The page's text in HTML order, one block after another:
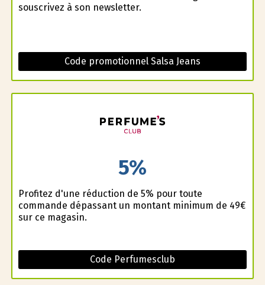
souscrivez à son newsletter.
Code promotionnel Salsa Jeans
5%
Profitez d'une réduction de 5% pour toute
commande dépassant un montant minimum de 49€
sur ce magasin.
Code Perfumesclub